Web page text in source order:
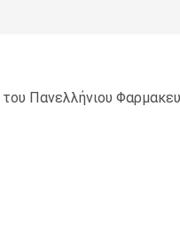
του Πανελλήνιου